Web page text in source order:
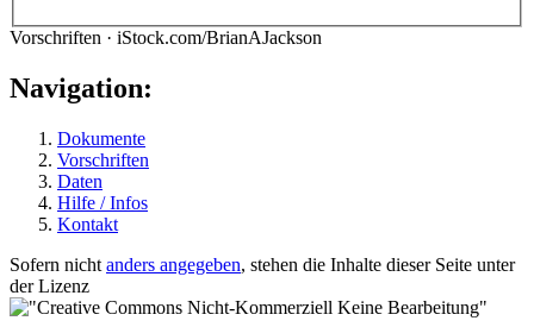
Vorschriften · iStock.com/BrianAJackson
Navigation:
Dokumente
Vorschriften
Daten
Hilfe / Infos
Kontakt
Sofern nicht anders angegeben, stehen die Inhalte dieser Seite unter
der Lizenz